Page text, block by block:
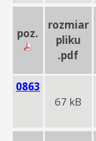
poz.
rozmiar
pliku
.pdf
0863
67 kB